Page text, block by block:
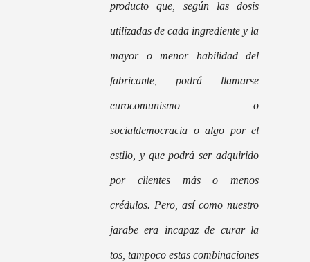
producto que, según las dosis
utilizadas de cada ingrediente y la
mayor o menor habilidad del
fabricante, podrá llamarse
eurocomunismo o
socialdemocracia o algo por el
estilo, y que podrá ser adquirido
por clientes más o menos
crédulos. Pero, así como nuestro
jarabe era incapaz de curar la
tos, tampoco estas combinaciones